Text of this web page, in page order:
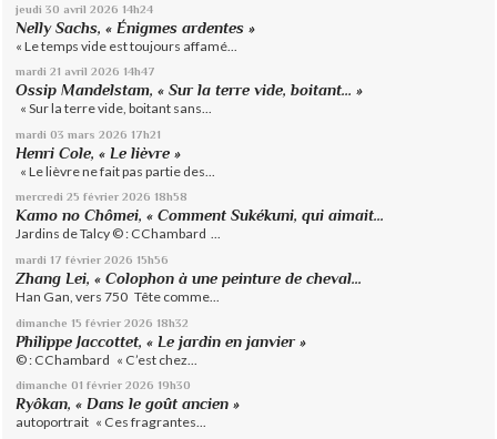
jeudi 30 avril 2026 14h24
Nelly Sachs, « Énigmes ardentes »
« Le temps vide est toujours affamé...
mardi 21 avril 2026 14h47
Ossip Mandelstam, « Sur la terre vide, boitant… »
« Sur la terre vide, boitant sans...
mardi 03 mars 2026 17h21
Henri Cole, « Le lièvre »
« Le lièvre ne fait pas partie des...
mercredi 25 février 2026 18h58
Kamo no Chômei, « Comment Sukékuni, qui aimait...
Jardins de Talcy © : CChambard ...
mardi 17 février 2026 15h56
Zhang Lei, « Colophon à une peinture de cheval...
Han Gan, vers 750 Tête comme...
dimanche 15 février 2026 18h32
Philippe Jaccottet, « Le jardin en janvier »
© : CChambard « C’est chez...
dimanche 01 février 2026 19h30
Ryôkan, « Dans le goût ancien »
autoportrait « Ces fragrantes...